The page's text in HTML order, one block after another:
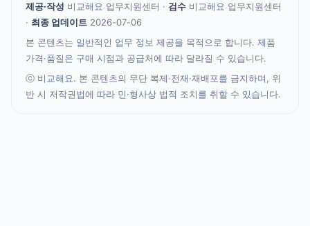
제공·작성 비교해요 업무지원센터 · 검수 비교해요 업무지원센터
· 최종 업데이트 2026-07-06
본 콘텐츠는 일반적인 업무 정보 제공을 목적으로 합니다. 제품
가격·품질은 구매 시점과 공급처에 따라 달라질 수 있습니다.
ⓒ 비교해요. 본 콘텐츠의 무단 복제·전재·재배포를 금지하며, 위
반 시 저작권법에 따라 민·형사상 법적 조치를 취할 수 있습니다.